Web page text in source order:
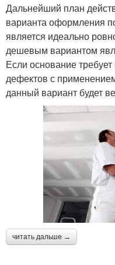
Дальнейший план
варианта оформления
является идеально
дешевым вариантом
Если основание
дефектов с
данный вариант будет
читать дальше →